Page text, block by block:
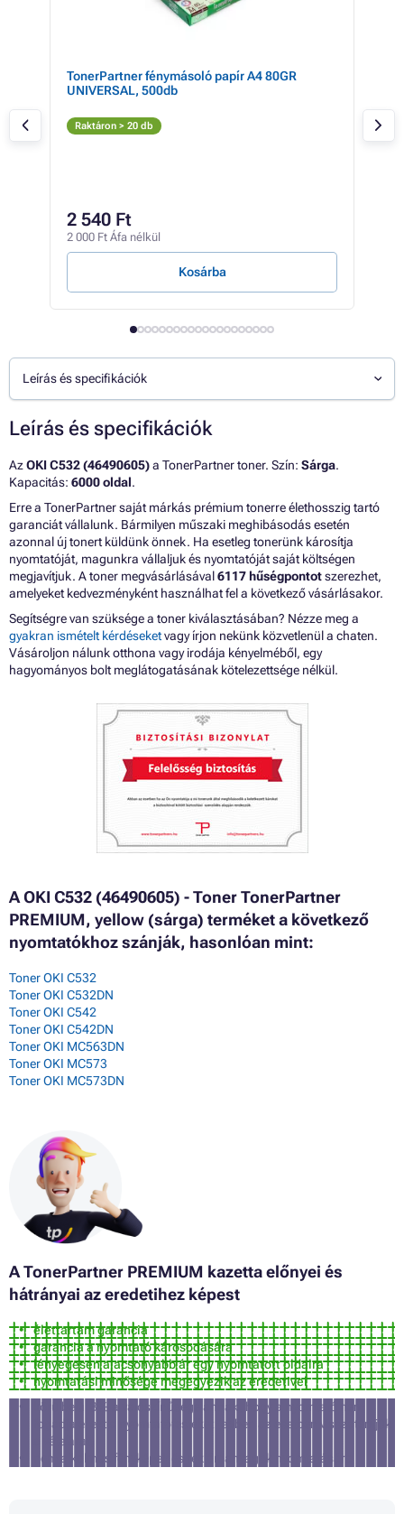
TonerPartner fénymásoló papír A4 80GR
UNIVERSAL, 500db
Raktáron > 20 db
2 540 Ft
2 000 Ft Áfa nélkül
Kosárba
Leírás és specifikációk
Leírás és specifikációk
AzOKI C532 (46490605)a TonerPartner toner. Szín: Sárga.
Kapacitás: 6000 oldal.
Erre a TonerPartner saját márkás prémium tonerre élethosszig tartó
garanciát vállalunk. Bármilyen műszaki meghibásodás esetén
azonnal új tonert küldünk önnek. Ha esetleg tonerünk károsítja
nyomtatóját, magunkra vállaljuk és nyomtatóját saját költségen
megjavítjuk. A toner megvásárlásával6117 hűségpontotszerezhet,
amelyeket kedvezményként használhat fel a következő vásárlásakor.
Segítségre van szüksége a toner kiválasztásában? Nézze meg a
gyakran ismételt kérdéseketvagy írjon nekünk közvetlenül a chaten.
Vásároljon nálunk otthona vagy irodája kényelméből, egy
hagyományos bolt meglátogatásának kötelezettsége nélkül.
A OKI C532 (46490605) - Toner TonerPartner
PREMIUM, yellow (sárga) terméket a következő
nyomtatókhoz szánják, hasonlóan mint:
Toner OKI C532
Toner OKI C532DN
Toner OKI C542
Toner OKI C542DN
Toner OKI MC563DN
Toner OKI MC573
Toner OKI MC573DN
A TonerPartner PREMIUM kazetta előnyei és
hátrányai az eredetihez képest
élettartam garancia
garancia a nyomtató károsodására
lényegesen alacsonyabb ár egy nyomtatott oldalra
nyomtatási minősége megegyezik az eredetivel
körülbelül 3% a valószínűsége annak, hogy a nyomtató nem
fogadja el ezt a nyomtatófestéket (ebben az esetben visszatérítjük
a vételárat)
nem alkalmas fényképek és reklámanyagok nyomtatására